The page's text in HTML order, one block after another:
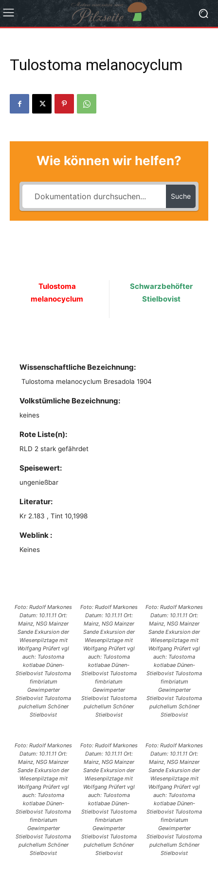
Tulostoma melanocyclum
Wie können wir helfen?
Suche
Tulostoma
melanocyclum
Schwarzbehöfter
Stielbovist
Wissenschaftliche Bezeichnung:
Tulostoma melanocyclum Bresadola 1904
Volkstümliche Bezeichnung:
keines
Rote Liste(n):
RLD 2 stark gefährdet
Speisewert:
ungenießbar
Literatur:
Kr 2.183 , Tint 10,1998
Weblink :
Keines
Foto: Rudolf Markones
Datum: 10.11.11 Ort:
Mainz, NSG Mainzer
Sande Exkursion der
Wiesenpilztage mit
Wolfgang Prüfert vgl
auch: Tulostoma
kotlabae Dünen-
Stielbovist Tulostoma
fimbriatum
Gewimperter
Stielbovist Tulostoma
pulchellum Schöner
Stielbovist
Foto: Rudolf Markones
Datum: 10.11.11 Ort:
Mainz, NSG Mainzer
Sande Exkursion der
Wiesenpilztage mit
Wolfgang Prüfert vgl
auch: Tulostoma
kotlabae Dünen-
Stielbovist Tulostoma
fimbriatum
Gewimperter
Stielbovist Tulostoma
pulchellum Schöner
Stielbovist
Foto: Rudolf Markones
Datum: 10.11.11 Ort:
Mainz, NSG Mainzer
Sande Exkursion der
Wiesenpilztage mit
Wolfgang Prüfert vgl
auch: Tulostoma
kotlabae Dünen-
Stielbovist Tulostoma
fimbriatum
Gewimperter
Stielbovist Tulostoma
pulchellum Schöner
Stielbovist
Foto: Rudolf Markones
Datum: 10.11.11 Ort:
Mainz, NSG Mainzer
Sande Exkursion der
Wiesenpilztage mit
Wolfgang Prüfert vgl
auch: Tulostoma
kotlabae Dünen-
Stielbovist Tulostoma
fimbriatum
Gewimperter
Stielbovist Tulostoma
pulchellum Schöner
Stielbovist
Foto: Rudolf Markones
Datum: 10.11.11 Ort:
Mainz, NSG Mainzer
Sande Exkursion der
Wiesenpilztage mit
Wolfgang Prüfert vgl
auch: Tulostoma
kotlabae Dünen-
Stielbovist Tulostoma
fimbriatum
Gewimperter
Stielbovist Tulostoma
pulchellum Schöner
Stielbovist
Foto: Rudolf Markones
Datum: 10.11.11 Ort:
Mainz, NSG Mainzer
Sande Exkursion der
Wiesenpilztage mit
Wolfgang Prüfert vgl
auch: Tulostoma
kotlabae Dünen-
Stielbovist Tulostoma
fimbriatum
Gewimperter
Stielbovist Tulostoma
pulchellum Schöner
Stielbovist